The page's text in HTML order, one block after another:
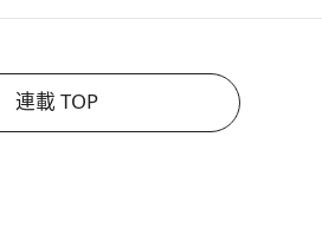
連載 TOP